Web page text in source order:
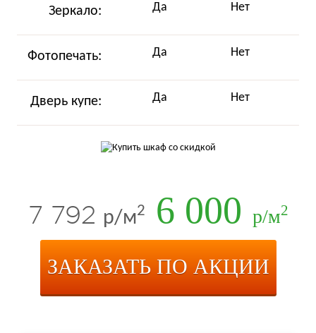
Зеркало: Да Нет
Фотопечать: Да Нет
Дверь купе: Да Нет
7 792 р/м2 6 000 р/м2
ЗАКАЗАТЬ ПО АКЦИИ